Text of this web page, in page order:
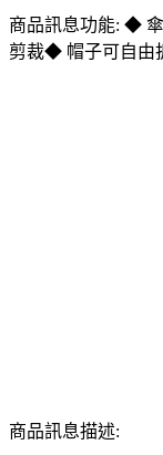
商品訊息功能: ◆
剪裁◆ 帽子可自由
商品訊息描述: